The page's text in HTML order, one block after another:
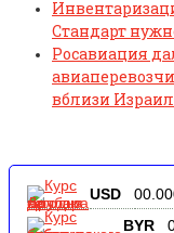
Стандарт
Росавиация
вблизи
USD
BYR